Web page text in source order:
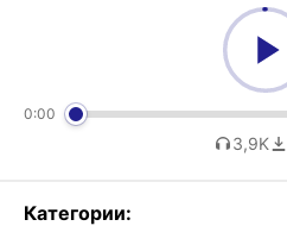
0:00
3,9K
Категории: